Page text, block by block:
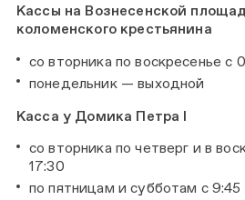
Кассы на Вознесенской
коломенского крестьянина
со вторника по воскресенье с
понедельник — выходной
Касса у Домика Петра I
со вторника по четверг и в
17:30
по пятницам и субботам с 9:45